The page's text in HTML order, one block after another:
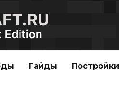
Гайды Постройки